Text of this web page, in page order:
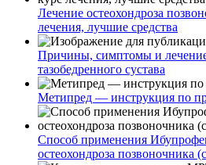
Лечение остеохондроза
лечения, лучшие средства
Причины, симптомы и лечение
тазобедренного сустава
Метипред — инструкция по
Способ применения
остеохондроза позвоночника